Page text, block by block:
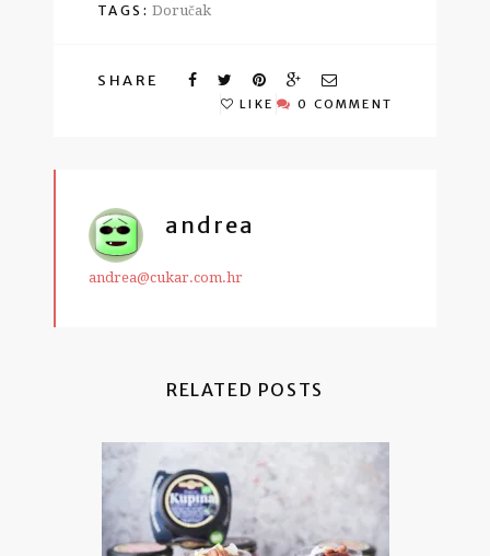
TAGS: Doručak
SHARE
LIKE 0 COMMENT
andrea
andrea@cukar.com.hr
RELATED POSTS